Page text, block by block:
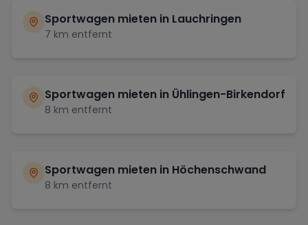
Sportwagen mieten in Lauchringen
7 km entfernt
Sportwagen mieten in Ühlingen-Birkendorf
8 km entfernt
Sportwagen mieten in Höchenschwand
8 km entfernt